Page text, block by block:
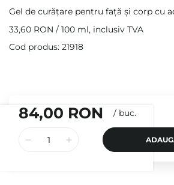
84,00 RON / buc.
Gel de curățare pentru față și corp cu
33,60 RON / 100 ml, inclusiv TVA
Cod produs: 21918